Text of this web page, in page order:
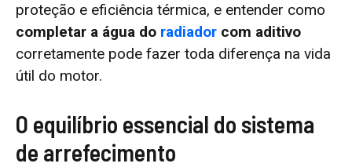
proteção e eficiência térmica, e entender como
completar a água do radiador com aditivo
corretamente pode fazer toda diferença na vida
útil do motor.
O equilíbrio essencial do sistema
de arrefecimento